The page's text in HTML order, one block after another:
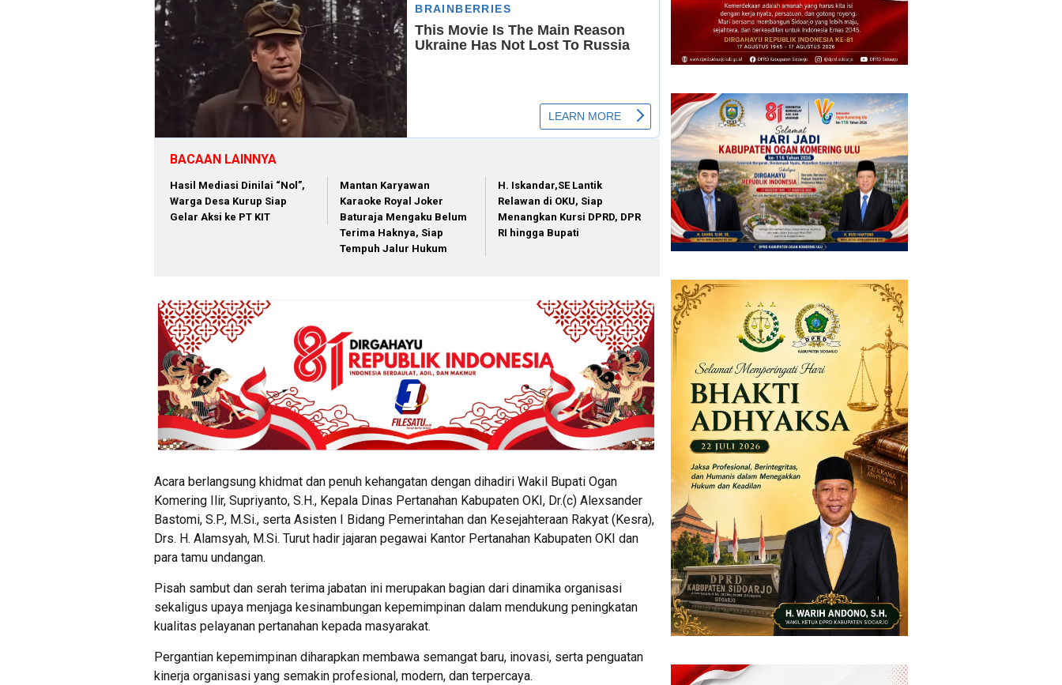
BACAAN LAINNYA
Hasil Mediasi Dinilai “Nol”,
Warga Desa Kurup Siap
Gelar Aksi ke PT KIT
Mantan Karyawan
Karaoke Royal Joker
Baturaja Mengaku Belum
Terima Haknya, Siap
Tempuh Jalur Hukum
H. Iskandar,SE Lantik
Relawan di OKU, Siap
Menangkan Kursi DPRD, DPR
RI hingga Bupati
Acara berlangsung khidmat dan penuh kehangatan dengan dihadiri Wakil Bupati Ogan
Komering Ilir, Supriyanto, S.H., Kepala Dinas Pertanahan Kabupaten OKI, Dr.(c) Alexsander
Bastomi, S.P., M.Si., serta Asisten I Bidang Pemerintahan dan Kesejahteraan Rakyat (Kesra),
Drs. H. Alamsyah, M.Si. Turut hadir jajaran pegawai Kantor Pertanahan Kabupaten OKI dan
para tamu undangan.
Pisah sambut dan serah terima jabatan ini merupakan bagian dari dinamika organisasi
sekaligus upaya menjaga kesinambungan kepemimpinan dalam mendukung peningkatan
kualitas pelayanan pertanahan kepada masyarakat.
Pergantian kepemimpinan diharapkan membawa semangat baru, inovasi, serta penguatan
kinerja organisasi yang semakin profesional, modern, dan terpercaya.